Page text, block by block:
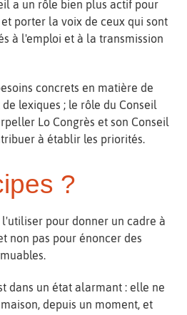
a un rôle bien plus actif pour
porter la voix de ceux qui sont
à l'emploi et à la transmission
concrets en matière de
lexiques ; le rôle du Conseil
Lo Congrès et son Conseil
à établir les priorités.
?
l'utiliser pour donner un cadre à
non pas pour énoncer des
dans un état alarmant : elle ne
depuis un moment, et